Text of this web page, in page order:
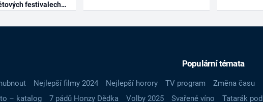
festivalech
Populární témata
Nejlepší filmy 2024 Nejlepší horory TV program Změna času
– katalog
7 pádů Honzy Dědka Volby 2025 Svařené víno Tatarák